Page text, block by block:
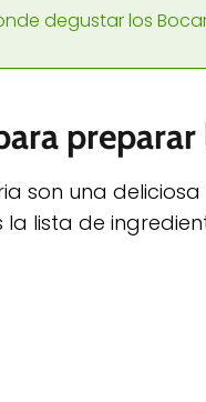
degustar los
son una
lista de